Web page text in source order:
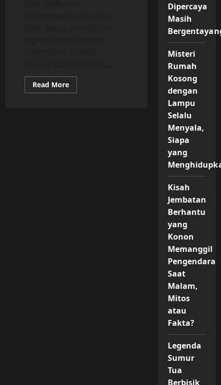
Read MoreRead
more
Dipercaya
Masih
Misteri
Rumah
Kosong
dengan
Lampu
Selalu
Menyala,
Siapa
yang
Kisah
Jembatan
Berhantu
yang
Konon
Memanggil
Pengendara
Saat
Malam,
Mitos
atau
Fakta?
Legenda
Sumur
Tua
Berbisik